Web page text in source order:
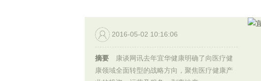
2016-05-02 10:16:06
摘要
康谈网讯去年宜华健康明确了向医疗健
康领域全面转型的战略方向，聚焦医疗健康产